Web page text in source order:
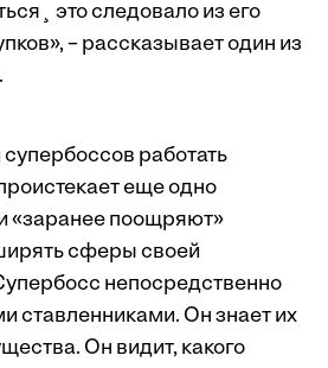
это следовало из его
– рассказывает один из
супербоссов работать
еще одно
«заранее поощряют»
сферы своей
непосредственно
ставленниками. Он знает их
Он видит, какого